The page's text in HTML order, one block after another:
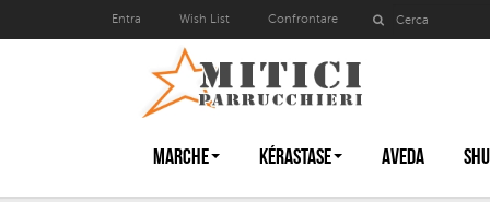
Entra Wish List Confrontare
MARCHE KÉRASTASE AVEDA